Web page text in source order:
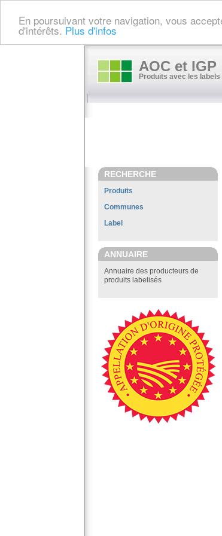
En poursuivant votre navigation, vous
d'intérêts. Plus d'infos
AOC et IGP
Produits avec les labels
RECHERCHE
Produits
Communes
Label
ANNUAIRE
Annuaire des producteurs de
produits labelisés